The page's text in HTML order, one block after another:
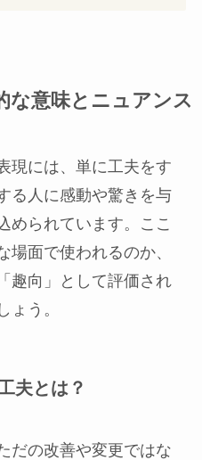
な意味とニュアンス
現には、単に工夫をす
る人に感動や驚きを与
められています。ここ
場面で使われるのか、
趣向」として評価され
ょう。
夫とは？
だの改善や変更ではな